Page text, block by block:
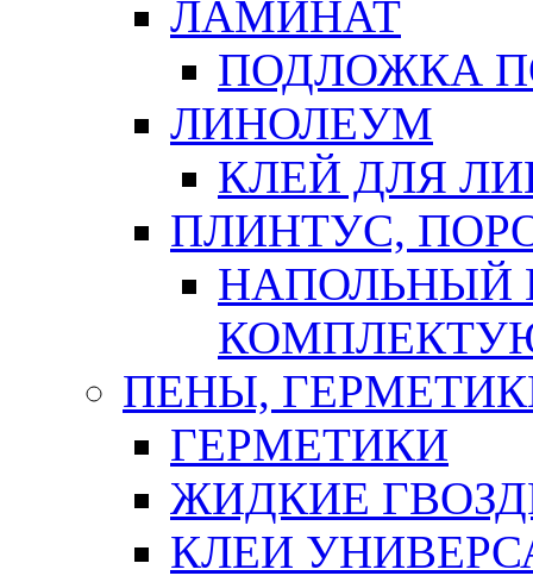
ЛАМИНАТ
ПОДЛОЖКА
ЛИНОЛЕУМ
КЛЕЙ ДЛЯ
ПЛИНТУС,
НАПОЛЬНЫЙ
ПЕНЫ,
ГЕРМЕТИКИ
ЖИДКИЕ
КЛЕИ